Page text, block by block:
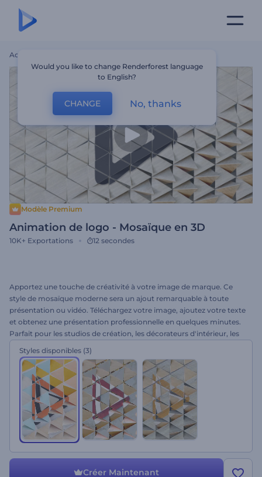
Accueil
Modèle Premium
Animation de logo - Mosaïque en 3D
10K+ Exportations 12 secondes
Apportez une touche de créativité à votre image de marque. Ce
style de mosaïque moderne sera un ajout remarquable à toute
présentation ou vidéo. Téléchargez votre image, ajoutez votre texte
et obtenez une présentation professionnelle en quelques minutes.
Parfait pour les studios de création, les décorateurs d'intérieur, les
avec cette animation en mosaïque 3D. À vous d’essayer !
Styles disponibles (3)
Créer Maintenant
Would you like to change Renderforest language
to English?
CHANGE No, thanks